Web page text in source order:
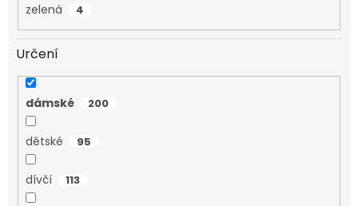
zelená 4
Určení
dámské 200
dětské 95
dívčí 113